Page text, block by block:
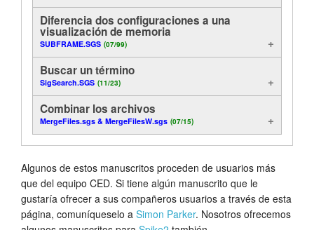
Diferencia dos configuraciones a una
visualización de memoria
SUBFRAME.SGS (07/99)
Buscar un término
SigSearch.SGS (11/23)
Combinar los archivos
MergeFiles.sgs & MergeFilesW.sgs (07/15)
Algunos de estos manuscritos proceden de usuarios más
que del equipo CED. Si tiene algún manuscrito que le
gustaría ofrecer a sus compañeros usuarios a través de esta
página, comuníqueselo a Simon Parker. Nosotros ofrecemos